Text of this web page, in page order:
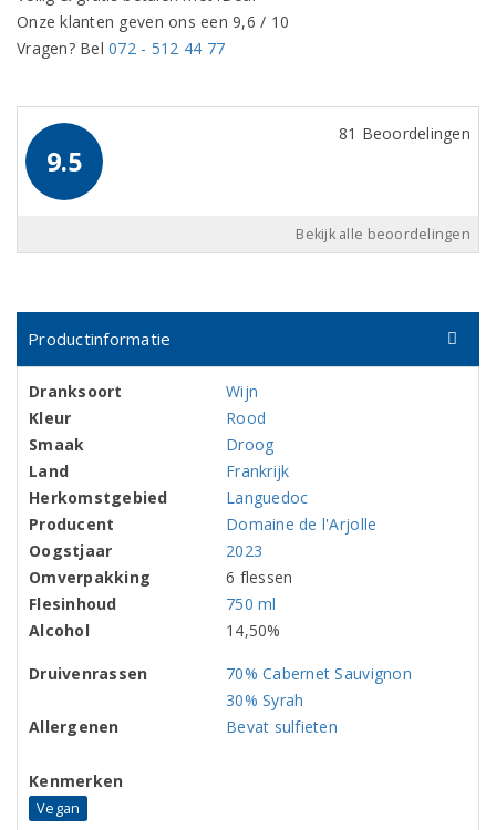
Onze klanten geven ons een 9,6 / 10
Vragen? Bel072 - 512 44 77
9.5
81 Beoordelingen
Bekijk alle beoordelingen
Productinformatie
Dranksoort
Wijn
Kleur
Rood
Smaak
Droog
Land
Frankrijk
Herkomstgebied
Languedoc
Producent
Domaine de l'Arjolle
Oogstjaar
2023
Omverpakking
6 flessen
Flesinhoud
750 ml
Alcohol
14,50%
Druivenrassen
70% Cabernet Sauvignon
30% Syrah
Allergenen
Bevat sulfieten
Kenmerken
Vegan